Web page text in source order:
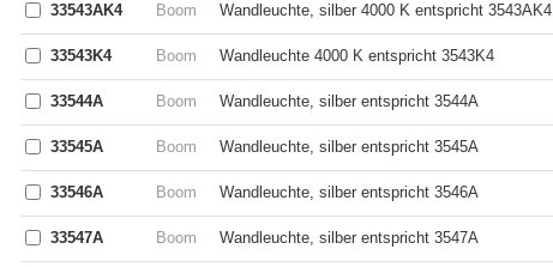
33543AK4 Boom Wandleuchte, silber 4000 K entspricht 3543AK4
33543K4 Boom Wandleuchte 4000 K entspricht 3543K4
33544A Boom Wandleuchte, silber entspricht 3544A
33545A Boom Wandleuchte, silber entspricht 3545A
33546A Boom Wandleuchte, silber entspricht 3546A
33547A Boom Wandleuchte, silber entspricht 3547A